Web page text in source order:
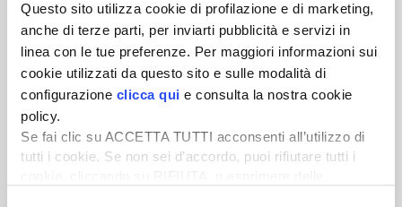
Questo sito utilizza cookie di profilazione e di marketing,
anche di terze parti, per inviarti pubblicità e servizi in
linea con le tue preferenze. Per maggiori informazioni sui
cookie utilizzati da questo sito e sulle modalità di
configurazione clicca qui e consulta la nostra cookie
policy.
Se fai clic su ACCETTA TUTTI acconsenti all’utilizzo di
tutti i cookie. Se non sei d’accordo, puoi rifiutare tutti i
Newsletter
Scopri un servizio d'informazione di alta qualità. Tagliato sulle tue
esigenze.
ISCRIVITI